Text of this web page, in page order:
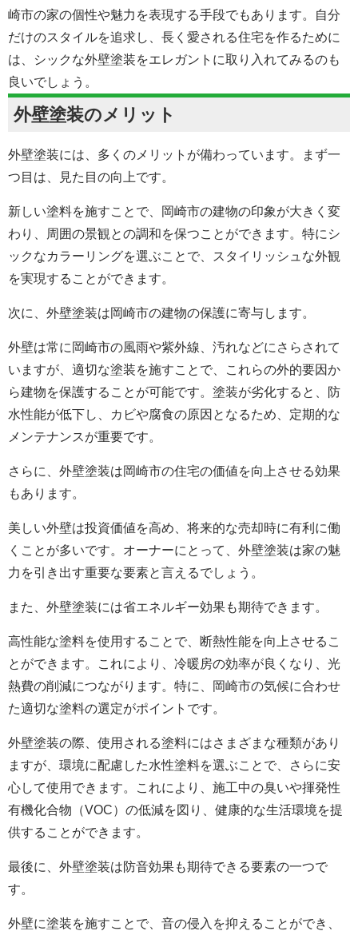
崎市の家の個性や魅力を表現する手段でもあります。自分
だけのスタイルを追求し、長く愛される住宅を作るために
は、シックな外壁塗装をエレガントに取り入れてみるのも
良いでしょう。
外壁塗装のメリット
外壁塗装には、多くのメリットが備わっています。まず一
つ目は、見た目の向上です。
新しい塗料を施すことで、岡崎市の建物の印象が大きく変
わり、周囲の景観との調和を保つことができます。特にシ
ックなカラーリングを選ぶことで、スタイリッシュな外観
を実現することができます。
次に、外壁塗装は岡崎市の建物の保護に寄与します。
外壁は常に岡崎市の風雨や紫外線、汚れなどにさらされて
いますが、適切な塗装を施すことで、これらの外的要因か
ら建物を保護することが可能です。塗装が劣化すると、防
水性能が低下し、カビや腐食の原因となるため、定期的な
メンテナンスが重要です。
さらに、外壁塗装は岡崎市の住宅の価値を向上させる効果
もあります。
美しい外壁は投資価値を高め、将来的な売却時に有利に働
くことが多いです。オーナーにとって、外壁塗装は家の魅
力を引き出す重要な要素と言えるでしょう。
また、外壁塗装には省エネルギー効果も期待できます。
高性能な塗料を使用することで、断熱性能を向上させるこ
とができます。これにより、冷暖房の効率が良くなり、光
熱費の削減につながります。特に、岡崎市の気候に合わせ
た適切な塗料の選定がポイントです。
外壁塗装の際、使用される塗料にはさまざまな種類があり
ますが、環境に配慮した水性塗料を選ぶことで、さらに安
心して使用できます。これにより、施工中の臭いや揮発性
有機化合物（VOC）の低減を図り、健康的な生活環境を提
供することができます。
最後に、外壁塗装は防音効果も期待できる要素の一つで
す。
外壁に塗装を施すことで、音の侵入を抑えることができ、